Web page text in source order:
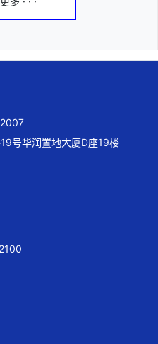
号华润置地大厦D座19楼